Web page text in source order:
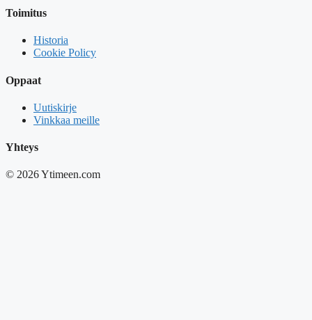
Toimitus
Historia
Cookie Policy
Oppaat
Uutiskirje
Vinkkaa meille
Yhteys
© 2026 Ytimeen.com